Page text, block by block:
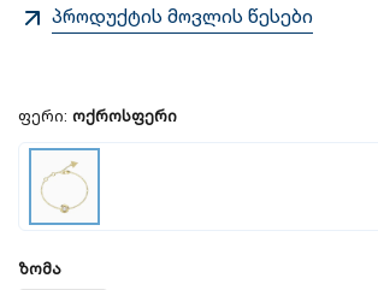
პროდუქტის მოვლის წესები
ფერი: ოქროსფერი
ზომა